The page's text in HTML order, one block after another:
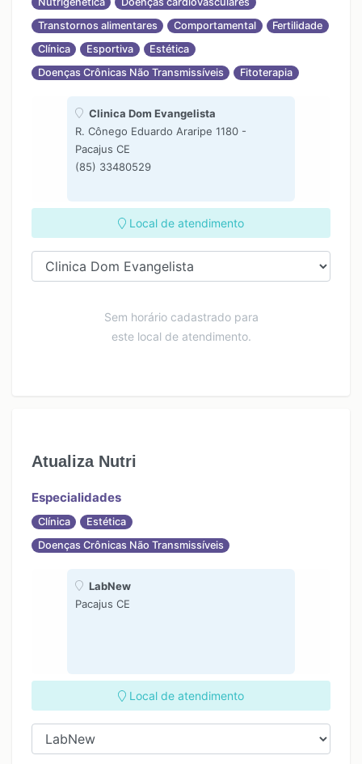
Transtornos alimentares
Comportamental
Fertilidade
Clínica
Esportiva
Estética
Doenças Crônicas Não Transmissíveis
Fitoterapia
Clinica Dom Evangelista
R. Cônego Eduardo Araripe 1180 -
Pacajus CE
(85) 33480529
Local de atendimento
Sem horário cadastrado para
este local de atendimento.
Atualiza Nutri
Especialidades
Clínica
Estética
Doenças Crônicas Não Transmissíveis
LabNew
Pacajus CE
Local de atendimento